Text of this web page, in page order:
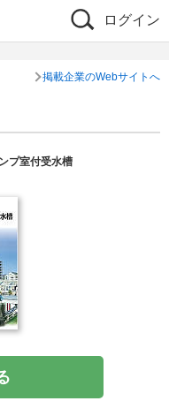
ログイン
掲載企業のWebサイトへ
プ室付受水槽